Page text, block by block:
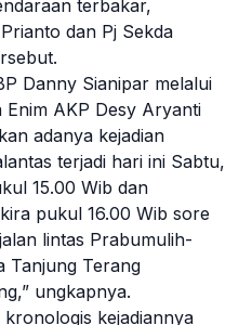
terbakar,
dan Pj Sekda
Danny Sianipar melalui
AKP Desy Aryanti
adanya kejadian
terjadi hari ini Sabtu,
15.00 Wib dan
pukul 16.00 Wib sore
lintas Prabumulih-
Tanjung Terang
ungkapnya.
kejadiannya